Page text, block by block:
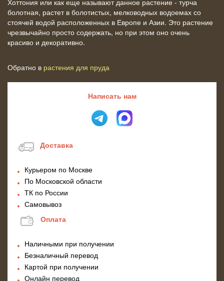
болотная, растет в болотистых, мелководных водоемах со
стоячей водой расположенных в Европе и Азии. Это растение
чрезвычайно просто содержать, но при этом оно очень
красиво и декоративно.
Обратно в растения для пруда
Написать нам
Доставка
Курьером по Москве
По Московской области
ТК по России
Самовывоз
Оплата
Наличными при получении
Безналичный перевод
Картой при получении
Онлайн перевод